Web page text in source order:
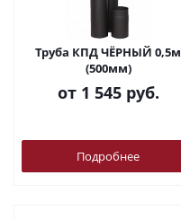
Труба КПД ЧЁРНЫЙ 0,5м
(500мм)
от 1 545 руб.
Подробнее